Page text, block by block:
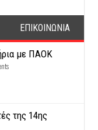
ΕΠΙΚΟΙΝΩΝΙΑ
με ΠΑΟΚ
της 14ης